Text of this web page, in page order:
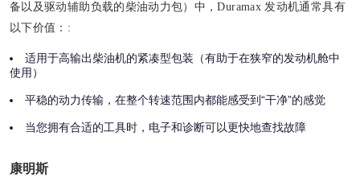
备以及驱动辅助负载的柴油动力包）中，Duramax 发动机通常具有
以下价值：:
适用于高输出柴油机的紧凑型包装（有助于在狭窄的发动机舱中
使用）
平稳的动力传输，在整个转速范围内都能感受到“干净”的感觉
当您拥有合适的工具时，电子和诊断可以更快地查找故障
康明斯